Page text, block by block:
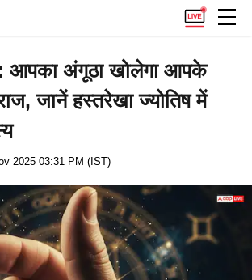
अंगूठा खोलेगा आपके
जानें हस्तरेखा ज्योतिष में
2025 03:31 PM (IST)